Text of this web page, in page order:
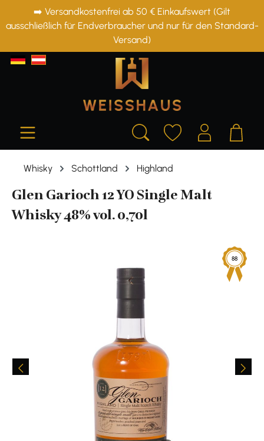
springen
➡️ Versandkostenfrei ab 50 € Einkaufswert (Gilt
ausschließlich für Endverbraucher und nur für den Standard-
Versand)
Whisky Schottland Highland
Glen Garioch 12 YO Single Malt
Whisky 48% vol. 0,70l
88